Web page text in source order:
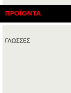
ΠΡΟΪΟΝΤΑ
ΓΛΩΣΣΕΣ
EN| GR